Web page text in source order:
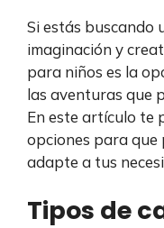
Si estás buscando
imaginación y
para niños es la
las aventuras que
En este artículo te
opciones para que
adapte a tus
Tipos de